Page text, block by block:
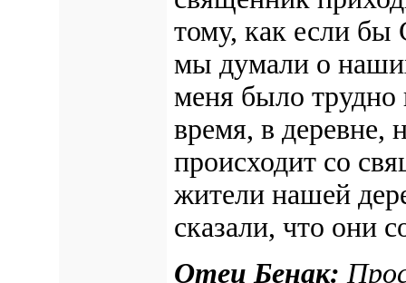
тому, как если
мы думали о
меня было трудно
время, в деревне,
происходит со
жители нашей
сказали, что они
Отец Бенак: